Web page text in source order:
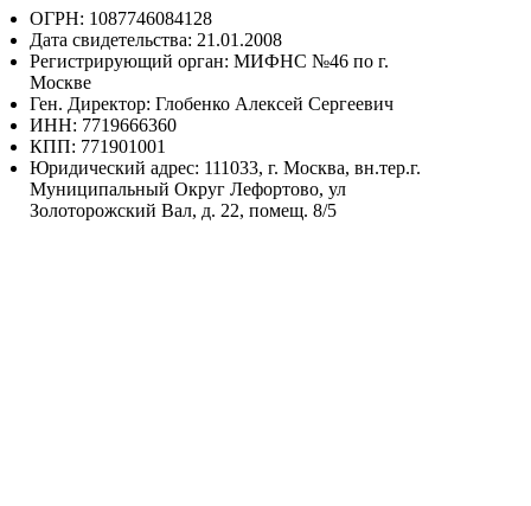
ОГРН: 1087746084128
Дата свидетельства: 21.01.2008
Регистрирующий орган: МИФНС №46 по г.
Москве
Ген. Директор: Глобенко Алексей Сергеевич
ИНН: 7719666360
КПП: 771901001
Юридический адрес: 111033, г. Москва, вн.тер.г.
Муниципальный Округ Лефортово, ул
Золоторожский Вал, д. 22, помещ. 8/5